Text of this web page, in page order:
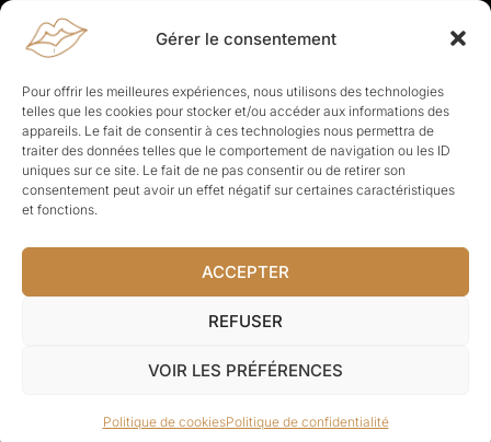
Gérer le consentement
Pour offrir les meilleures expériences, nous utilisons des technologies
telles que les cookies pour stocker et/ou accéder aux informations des
appareils. Le fait de consentir à ces technologies nous permettra de
traiter des données telles que le comportement de navigation ou les ID
uniques sur ce site. Le fait de ne pas consentir ou de retirer son
consentement peut avoir un effet négatif sur certaines caractéristiques
et fonctions.
ACCEPTER
REFUSER
VOIR LES PRÉFÉRENCES
Politique de cookiesPolitique de confidentialité
Rapporteuses
À propos de Rapporteuses :Rapporteuses, c’est l’histoire de
Parisiennes, bien dans leurs baskets qui aiment rapporter ce qui leur
cause, leur apporte et leur rapporte !
Les Topics
Société Politique Business Culture
Sport
Lifestyle
–CGV–À-propos–Contact